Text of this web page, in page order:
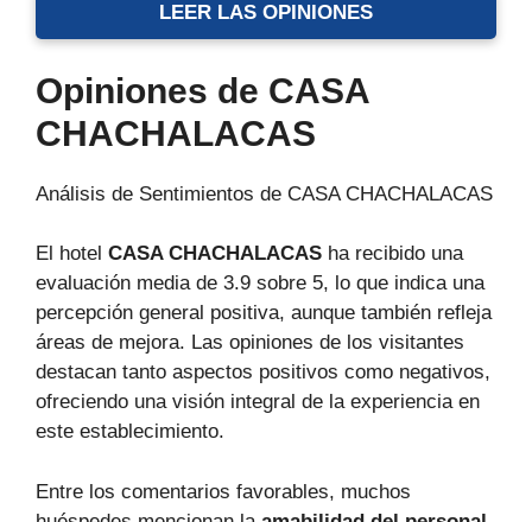
LEER LAS OPINIONES
Opiniones de CASA
CHACHALACAS
Análisis de Sentimientos de CASA CHACHALACAS
El hotel CASA CHACHALACAS ha recibido una
evaluación media de 3.9 sobre 5, lo que indica una
percepción general positiva, aunque también refleja
áreas de mejora. Las opiniones de los visitantes
destacan tanto aspectos positivos como negativos,
ofreciendo una visión integral de la experiencia en
este establecimiento.
Entre los comentarios favorables, muchos